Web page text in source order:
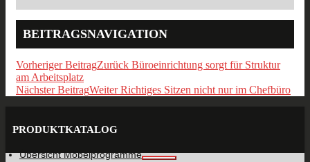
BEITRAGSNAVIGATION
Vorheriger BeitragZurück Büroeinrichtung sorgt für Struktur
am Arbeitsplatz
Nächster BeitragWeiter Richtiges Sitzen nicht nur im Chefbüro
PRODUKTKATALOG
Übersicht Möbelprogramme